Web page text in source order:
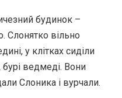
будинок –
Слонятко вільно
у клітках сиділи
бурі ведмеді. Вони
Слоника і вурчали.